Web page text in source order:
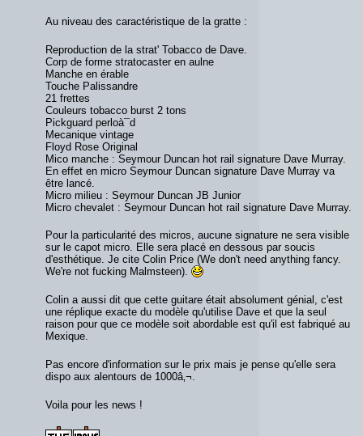
Au niveau des caractéristique de la gratte :
Reproduction de la strat' Tobacco de Dave.
Corp de forme stratocaster en aulne
Manche en érable
Touche Palissandre
21 frettes
Couleurs tobacco burst 2 tons
Pickguard perloà¯d
Mecanique vintage
Floyd Rose Original
Mico manche : Seymour Duncan hot rail signature Dave Murray.
En effet en micro Seymour Duncan signature Dave Murray va
être lancé.
Micro milieu : Seymour Duncan JB Junior
Micro chevalet : Seymour Duncan hot rail signature Dave Murray.
Pour la particularité des micros, aucune signature ne sera visible
sur le capot micro. Elle sera placé en dessous par soucis
d'esthétique. Je cite Colin Price (We don't need anything fancy.
We're not fucking Malmsteen).
Colin a aussi dit que cette guitare était absolument génial, c'est
une réplique exacte du modèle qu'utilise Dave et que la seul
raison pour que ce modèle soit abordable est qu'il est fabriqué au
Mexique.
Pas encore d'information sur le prix mais je pense qu'elle sera
dispo aux alentours de 1000â‚¬.
Voila pour les news !